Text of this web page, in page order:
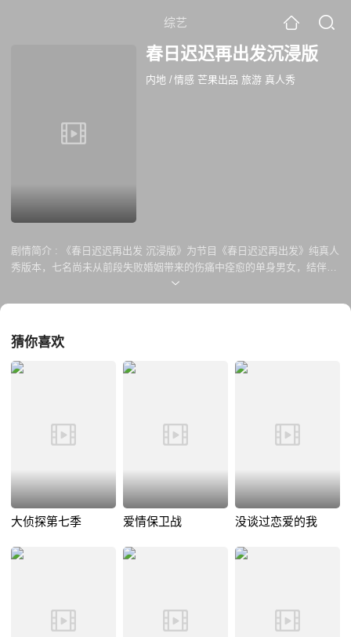
综艺
春日迟迟再出发沉浸版
内地 /情感 芒果出品 旅游 真人秀
剧情简介 :
《春日迟迟再出发 沉浸版》为节目《春日迟迟再出发》纯真人
秀版本，七名尚未从前段失败婚姻带来的伤痛中痊愈的单身男女，结伴开
启连续四个周末的“限定旅行”。他们在山林和大海间彼此陪伴、互相治
猜你喜欢
大侦探第七季 爱情保卫战 没谈过恋爱的我